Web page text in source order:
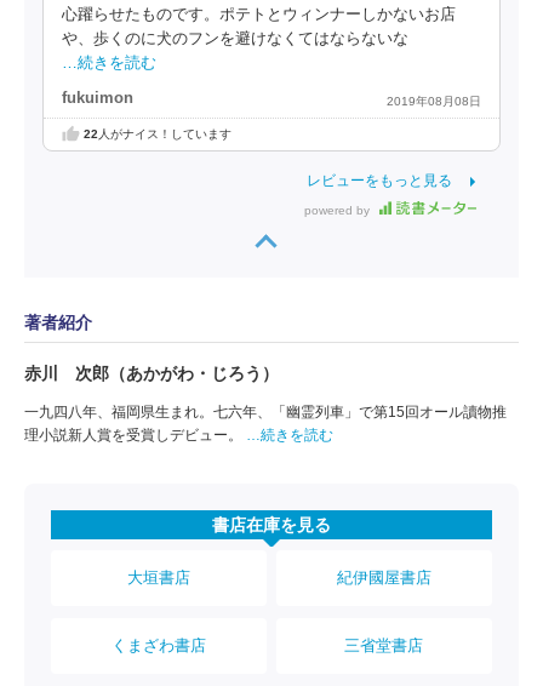
心躍らせたものです。ポテトとウィンナーしかないお店
や、歩くのに犬のフンを避けなくてはならないな
…続きを読む
fukuimon 2019年08月08日
22人がナイス！しています
レビューをもっと見る
powered by
著者紹介
赤川 次郎（あかがわ・じろう）
一九四八年、福岡県生まれ。七六年、「幽霊列車」で第15回オール讀物推
理小説新人賞を受賞しデビュー。
…続きを読む
書店在庫を見る
大垣書店 紀伊國屋書店
くまざわ書店 三省堂書店